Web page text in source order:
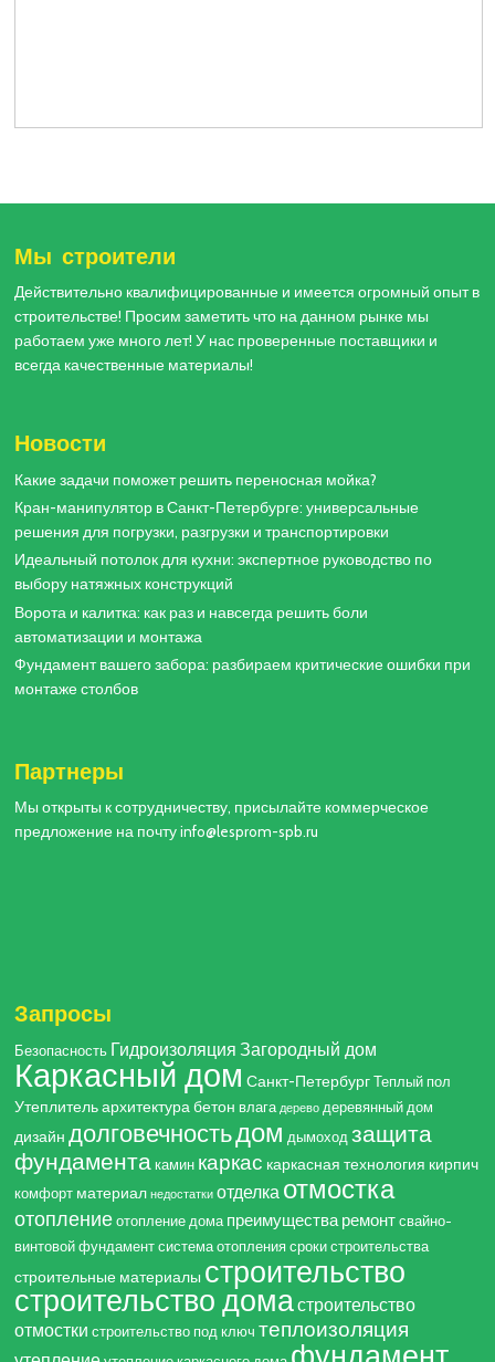
Мы строители
Действительно квалифицированные и имеется огромный опыт в
строительстве! Просим заметить что на данном рынке мы
работаем уже много лет! У нас проверенные поставщики и
всегда качественные материалы!
Новости
Какие задачи поможет решить переносная мойка?
Кран-манипулятор в Санкт-Петербурге: универсальные
решения для погрузки, разгрузки и транспортировки
Идеальный потолок для кухни: экспертное руководство по
выбору натяжных конструкций
Ворота и калитка: как раз и навсегда решить боли
автоматизации и монтажа
Фундамент вашего забора: разбираем критические ошибки при
монтаже столбов
Партнеры
Мы открыты к сотрудничеству, присылайте коммерческое
предложение на почту info@lesprom-spb.ru
Запросы
Безопасность Гидроизоляция Загородный дом
Каркасный дом Санкт-Петербург Теплый пол
Утеплительархитектурабетон влага дерево деревянный дом
дизайн долговечностьдом дымоход защита
фундамента камин каркас каркасная технология кирпич
комфорт материал недостатки отделка отмостка
отопление отопление дома преимуществаремонт свайно-
винтовой фундамент система отопления сроки строительства
строительные материалы строительство
строительство домастроительство
отмостки строительство под ключ теплоизоляция